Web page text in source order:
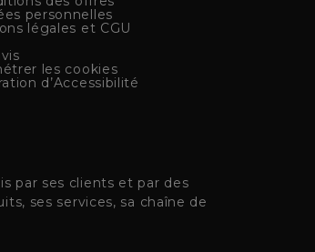
personnelles
légales et CGU
les cookies
d’Accessibilité
par ses clients et par des
ses services, sa chaîne de